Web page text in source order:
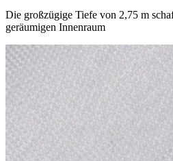
Die großzügige Tiefe von 2,75 m
geräumigen Innenraum